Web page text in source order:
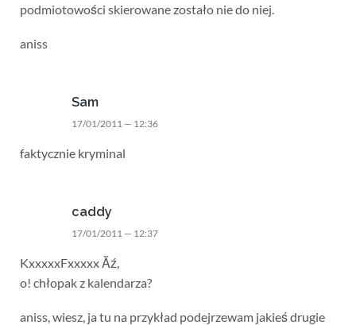
podmiotowości skierowane zostało nie do niej.
aniss
Sam
17/01/2011 — 12:36
faktycznie kryminal
caddy
17/01/2011 — 12:37
KxxxxxFxxxxx Ăź,
o! chłopak z kalendarza?
aniss, wiesz, ja tu na przykład podejrzewam jakieś drugie